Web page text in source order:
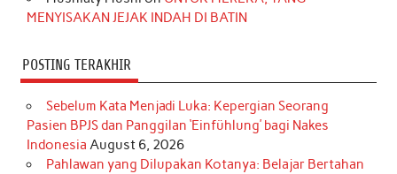
MENYISAKAN JEJAK INDAH DI BATIN
POSTING TERAKHIR
Sebelum Kata Menjadi Luka: Kepergian Seorang
Pasien BPJS dan Panggilan ‘Einfühlung’ bagi Nakes
Indonesia August 6, 2026
Pahlawan yang Dilupakan Kotanya: Belajar Bertahan